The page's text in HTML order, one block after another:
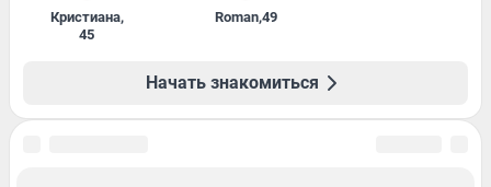
Кристиана,
45
Roman,49
Начать знакомиться